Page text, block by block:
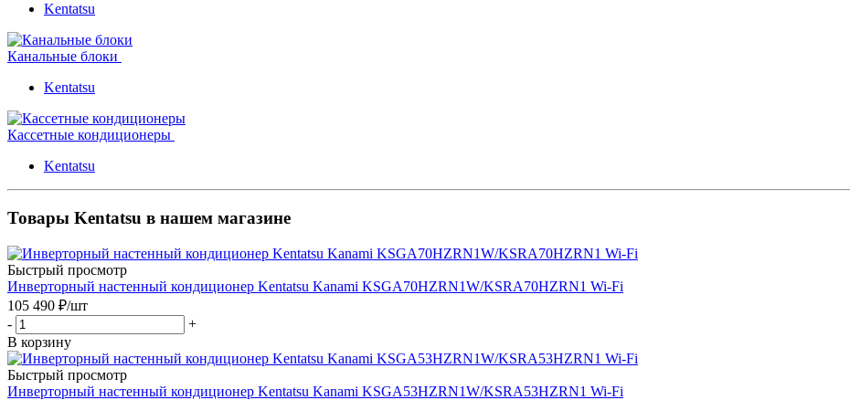
Kentatsu
Канальные блоки
Kentatsu
Кассетные кондиционеры
Kentatsu
Товары Kentatsu в нашем магазине
Быстрый просмотр
Инверторный настенный кондиционер Kentatsu Kanami KSGA70HZRN1W/KSRA70HZRN1 Wi-Fi
105 490 ₽/шт
-
+
В корзину
Быстрый просмотр
Инверторный настенный кондиционер Kentatsu Kanami KSGA53HZRN1W/KSRA53HZRN1 Wi-Fi